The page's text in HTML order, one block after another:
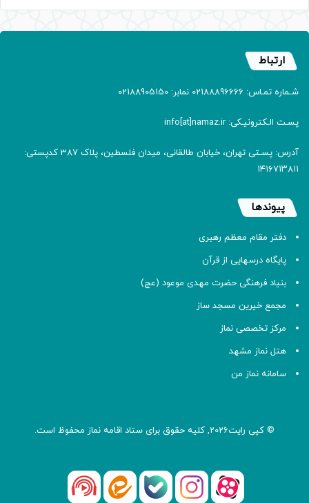
ارتباط
شـماره تمـاس: 02188896666 نمابر: 02188905150
پسـت الـکترونیـکی: info[at]namaz.ir
آدرس: پسـتی تهران، خیابان طالقانی، میدان فلسطین، پلاک 387 کدپستی:
۱۴۱۶۷۱۳۸۱۱
پیوندها
دفتر مقام معظم رهبری
پایگاه درسهایی از قرآن
بنیاد فرهنگی حضرت مهدی موعود (عج)
مجمع خیرین مسجد ساز
مرکز تخصصی نماز
هتل نماز مشهد
سامانه نماز من
© کپی رایت2026, کلیه حقوق برای ستاد اقامه نماز محفوظ است.
آپارات اینستاگرام
بله ایتا